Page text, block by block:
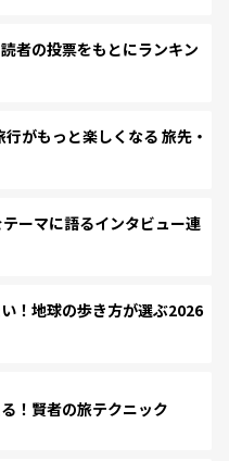
者の投票をもとにランキン
がもっと楽しくなる 旅先・
ーマに語るインタビュー連
！地球の歩き方が選ぶ2026
！賢者の旅テクニック